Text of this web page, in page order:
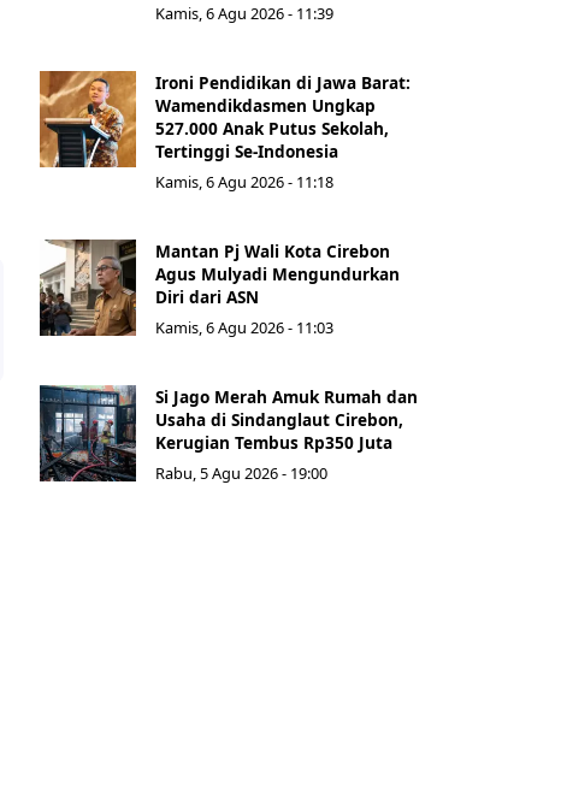
Kamis, 6 Agu 2026 - 11:39
Ironi Pendidikan di Jawa Barat:
Wamendikdasmen Ungkap
527.000 Anak Putus Sekolah,
Tertinggi Se-Indonesia
Kamis, 6 Agu 2026 - 11:18
Mantan Pj Wali Kota Cirebon
Agus Mulyadi Mengundurkan
Diri dari ASN
Kamis, 6 Agu 2026 - 11:03
Si Jago Merah Amuk Rumah dan
Usaha di Sindanglaut Cirebon,
Kerugian Tembus Rp350 Juta
Rabu, 5 Agu 2026 - 19:00